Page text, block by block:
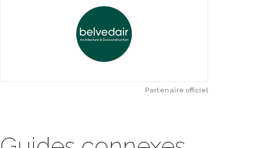
Partenaire officiel
Lisse ventilée
De Teksill Solutions